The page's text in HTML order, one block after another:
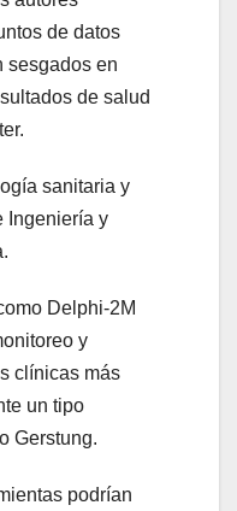
de datos
sesgados en
de salud
sanitaria y
Ingeniería y
Delphi-2M
y
clínicas más
un tipo
Gerstung.
podrían